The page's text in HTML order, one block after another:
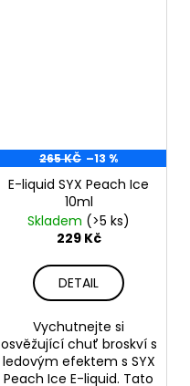
265 KČ –13 %
E-liquid SYX Peach Ice
10ml
Skladem (>5 ks)
229 Kč
DETAIL
Vychutnejte si
osvěžující chuť broskví s
ledovým efektem s SYX
Peach Ice E-liquid. Tato